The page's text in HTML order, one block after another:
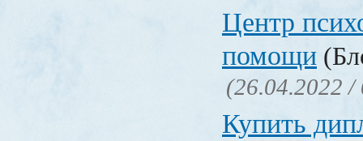
Центр
помощи
(26.04.2022 /
Купить